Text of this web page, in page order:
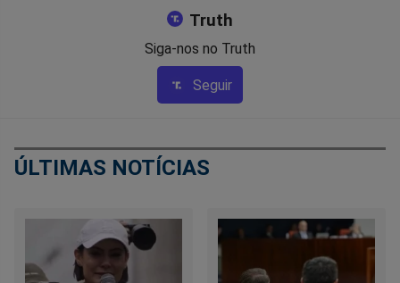
Truth
Siga-nos no Truth
Seguir
ÚLTIMAS NOTÍCIAS